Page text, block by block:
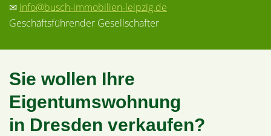
✉ info@busch-immobilien-leipzig.de
Geschäftsführender Gesellschafter
Sie wollen Ihre
Eigentumswohnung
in Dresden verkaufen?